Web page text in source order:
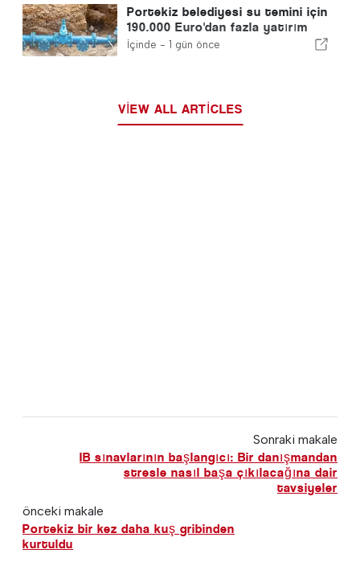
Portekiz belediyesi su temini için
190.000 Euro'dan fazla yatırım
yapıyor
İçinde - 1 gün önce
VIEW ALL ARTICLES
Sonraki makale
IB sınavlarının başlangıcı: Bir danışmandan
stresle nasıl başa çıkılacağına dair
tavsiyeler
önceki makale
Portekiz bir kez daha kuş gribinden
kurtuldu